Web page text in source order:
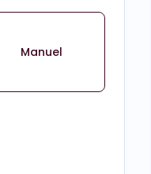
Manuel